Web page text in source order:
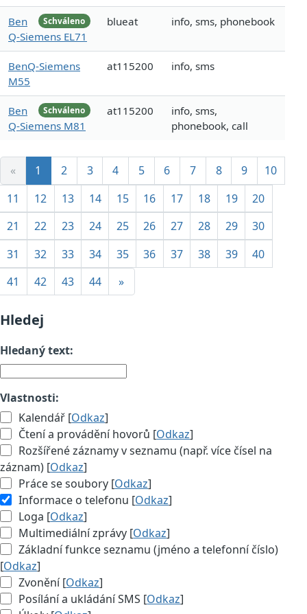
Schváleno
Ben
Q-Siemens EL71
blueat info, sms, phonebook
BenQ-Siemens
M55
at115200 info, sms
Schváleno
Ben
Q-Siemens M81
at115200
info, sms,
phonebook, call
« 1 2 3 4 5 6 7 8 9
10
11
12 13 14 15 16 17 18 19
20
21
22 23 24 25 26 27 28 29
30
31
32 33 34 35 36 37 38 39
40
41
42 43 44 »
Hledej
Hledaný text:
Vlastnosti:
Kalendář [Odkaz]
Čtení a provádění hovorů [Odkaz]
Rozšířené záznamy v seznamu (např. více čísel na
záznam) [Odkaz]
Práce se soubory [Odkaz]
Informace o telefonu [Odkaz]
Loga [Odkaz]
Multimediální zprávy [Odkaz]
Základní funkce seznamu (jméno a telefonní číslo)
[Odkaz]
Zvonění [Odkaz]
Posílání a ukládání SMS [Odkaz]